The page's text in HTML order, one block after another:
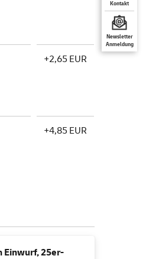
Kontakt
Newsletter
Anmeldung
+2,65 EUR
+4,85 EUR
Einwurf, 25er-